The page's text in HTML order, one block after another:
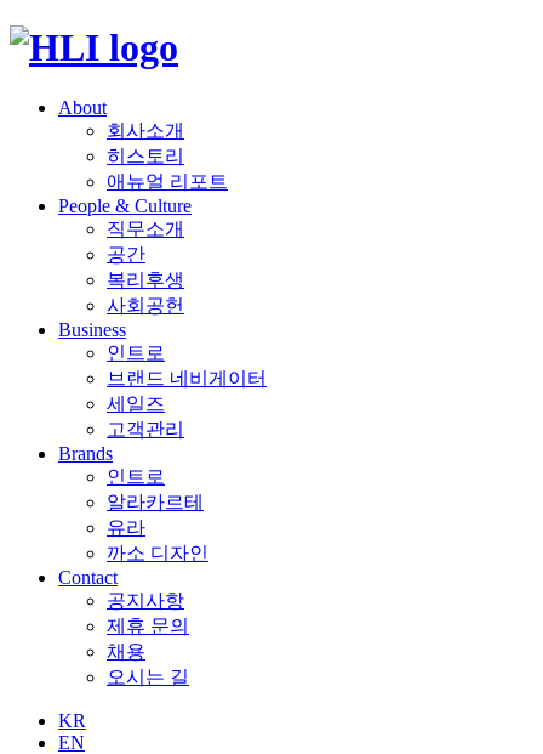
Skip
About
회사소개
히스토리
애뉴얼 리포트
People & Culture
직무소개
공간
복리후생
사회공헌
Business
인트로
브랜드 네비게이터
세일즈
고객관리
Brands
인트로
알라카르테
유라
까소 디자인
Contact
공지사항
제휴 문의
채용
오시는 길
KR
EN